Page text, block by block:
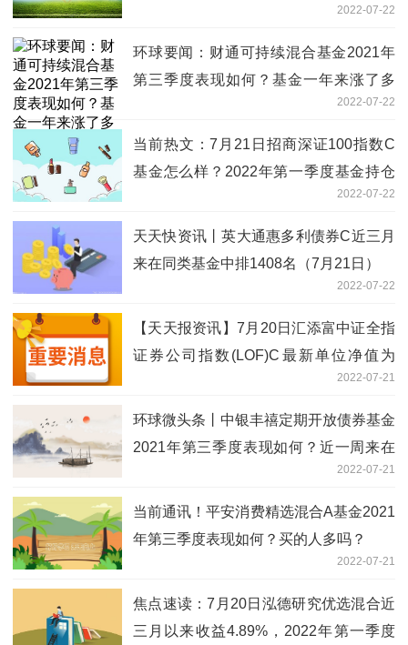
2022-07-22
环球要闻：财通可持续混合基金2021年
第三季度表现如何？基金一年来涨了多
2022-07-22
当前热文：7月21日招商深证100指数C
基金怎么样？2022年第一季度基金持仓
2022-07-22
天天快资讯丨英大通惠多利债券C近三月
来在同类基金中排1408名（7月21日）
2022-07-22
【天天报资讯】7月20日汇添富中证全指
证券公司指数(LOF)C最新单位净值为
0.9596元，该基金2021年第二季度利润
如何？
2022-07-21
环球微头条丨中银丰禧定期开放债券基金
2021年第三季度表现如何？近一周来在
同类基金中排2133名（7月15日）2022-07-21
当前通讯！平安消费精选混合A基金2021
年第三季度表现如何？买的人多吗？
2022-07-21
焦点速读：7月20日泓德研究优选混合近
三月以来收益4.89%，2022年第一季度